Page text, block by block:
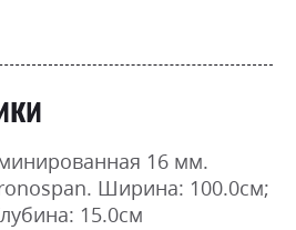
16 мм.
Ширина: 100.0см;
15.0см